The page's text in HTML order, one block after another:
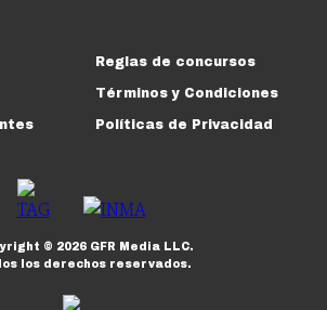
Reglas de concursos
Términos y Condiciones
Políticas de Privacidad
© 2026GFR Media LLC.
los derechos reservados.